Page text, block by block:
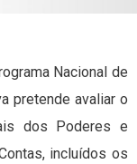
Nacional de
pretende avaliar o
dos Poderes e
incluídos os